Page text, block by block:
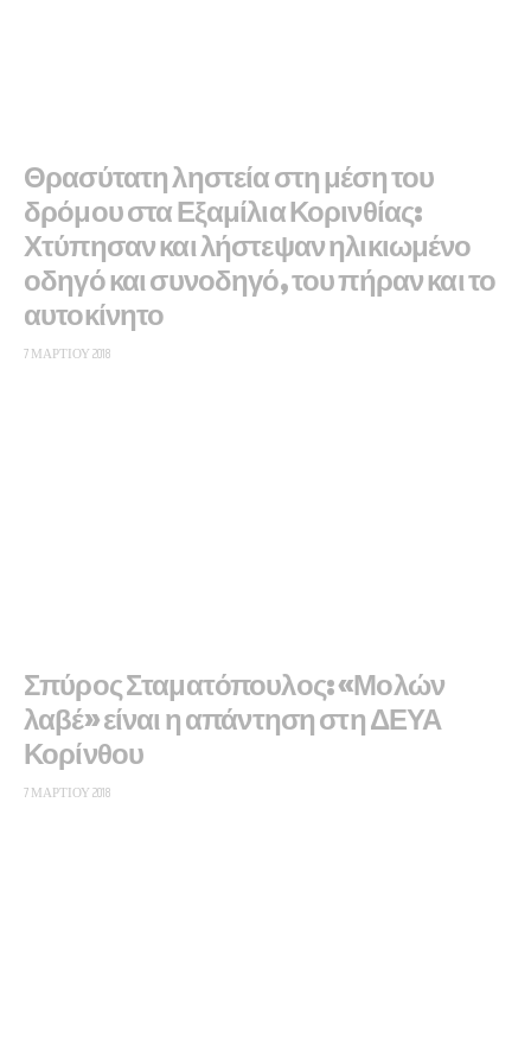
Θρασύτατη ληστεία στη μέση του
δρόμου στα Εξαμίλια Κορινθίας:
Χτύπησαν και λήστεψαν ηλικιωμένο
οδηγό και συνοδηγό, του πήραν και το
αυτοκίνητο
7 ΜΑΡΤΊΟΥ 2018
Σπύρος Σταματόπουλος: «Μολών
λαβέ» είναι η απάντηση στη ΔΕΥΑ
Κορίνθου
7 ΜΑΡΤΊΟΥ 2018